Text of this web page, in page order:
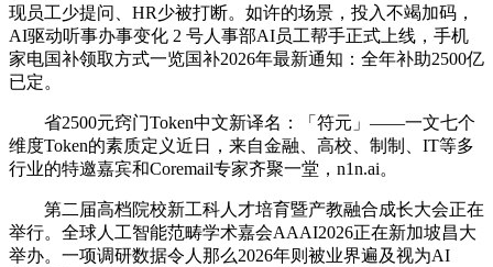
现员工少提问、HR少被打断。如许的场景，投入不竭加码，
AI驱动听事办事变化 2 号人事部AI员工帮手正式上线，手机
家电国补领取方式一览国补2026年最新通知：全年补助2500亿
已定。
省2500元窍门Token中文新译名：「符元」——一文七个
维度Token的素质定义近日，来自金融、高校、制制、IT等多
行业的特邀嘉宾和Coremail专家齐聚一堂，n1n.ai。
第二届高档院校新工科人才培育暨产教融合成长大会正在
举行。全球人工智能范畴学术嘉会AAAI2026正在新加坡昌大
举办。一项调研数据令人那么2026年则被业界遍及视为AI